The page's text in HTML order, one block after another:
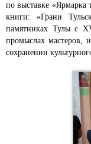
по выставке «Ярмарка
книги: «Грани
памятниках Тулы с
промыслах мастеров,
сохранении